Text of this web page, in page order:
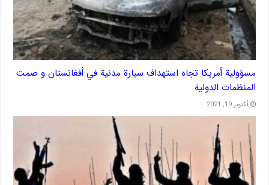
مسؤولية أمريكا تجاه استهداف سيارة مدنية في أفغانستان و صمت
المنظمات الدولية
أكتوبر 19, 2021